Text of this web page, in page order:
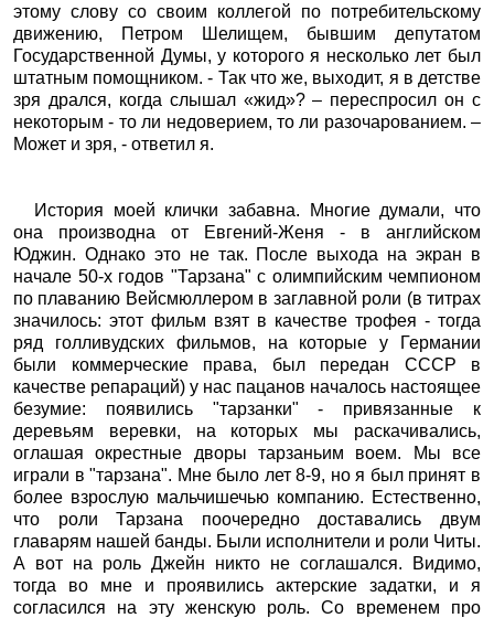
этому слову со своим коллегой по потребительскому
движению, Петром Шелищем, бывшим депутатом
Государственной Думы, у которого я несколько лет был
штатным помощником. - Так что же, выходит, я в детстве
зря дрался, когда слышал «жид»? – переспросил он с
некоторым - то ли недоверием, то ли разочарованием. –
Может и зря, - ответил я.
История моей клички забавна. Многие думали, что
она производна от Евгений-Женя - в английском
Юджин. Однако это не так. После выхода на экран в
начале 50-х годов "Тарзана" с олимпийским чемпионом
по плаванию Вейсмюллером в заглавной роли (в титрах
значилось: этот фильм взят в качестве трофея - тогда
ряд голливудских фильмов, на которые у Германии
были коммерческие права, был передан СССР в
качестве репараций) у нас пацанов началось настоящее
безумие: появились "тарзанки" - привязанные к
деревьям веревки, на которых мы раскачивались,
оглашая окрестные дворы тарзаньим воем. Мы все
играли в "тарзана". Мне было лет 8-9, но я был принят в
более взрослую мальчишечью компанию. Естественно,
что роли Тарзана поочередно доставались двум
главарям нашей банды. Были исполнители и роли Читы.
А вот на роль Джейн никто не соглашался. Видимо,
тогда во мне и проявились актерские задатки, и я
согласился на эту женскую роль. Со временем про